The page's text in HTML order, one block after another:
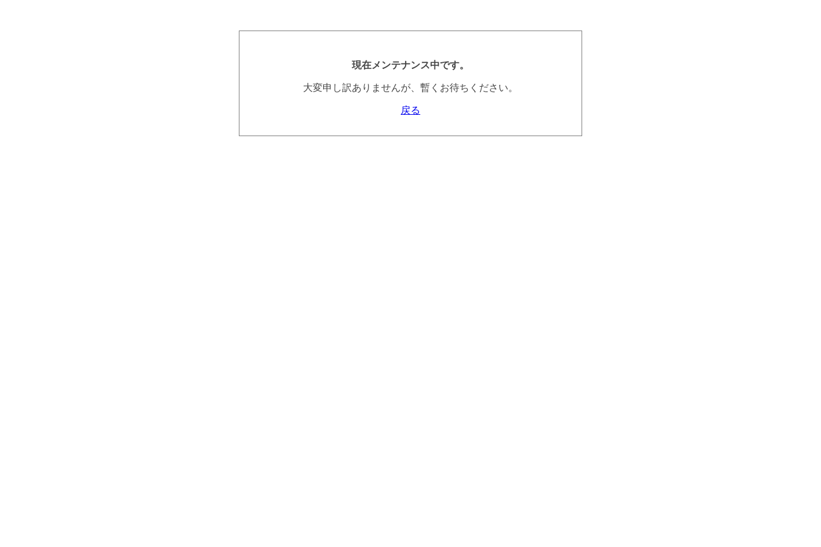
現在メンテナンス中です。
大変申し訳ありませんが、暫くお待ちください。
戻る